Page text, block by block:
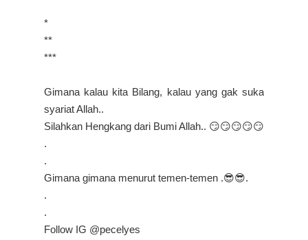
*
**
***
Gimana kalau kita Bilang, kalau yang gak suka
syariat Allah..
Silahkan Hengkang dari Bumi Allah.. 😏😏😏😏😏
.
.
Gimana gimana menurut temen-temen .😎😎.
.
.
Follow IG @pecelyes